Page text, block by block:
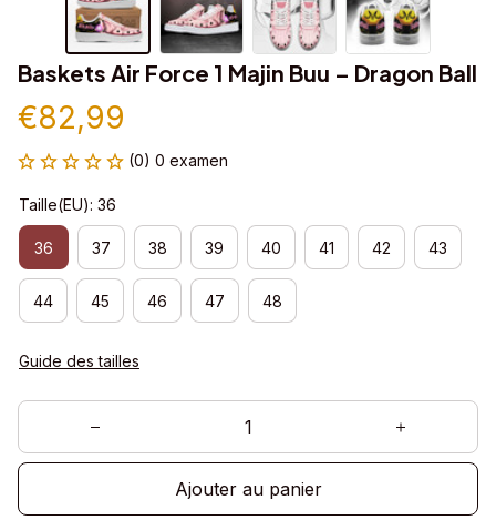
Baskets Air Force 1 Majin Buu – Dragon Ball
€82,99
(0) 0 examen
Taille(EU): 36
36 37 38 39 40 41 42 43
44 45 46 47 48
Guide des tailles
Ajouter au panier